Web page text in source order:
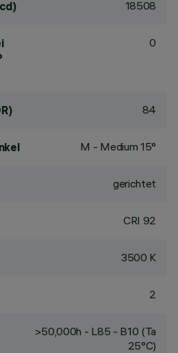
18508
0
84
M - Medium 15°
gerichtet
CRI 92
3500 K
2
>50,000h - L85 - B10 (Ta
25°C)